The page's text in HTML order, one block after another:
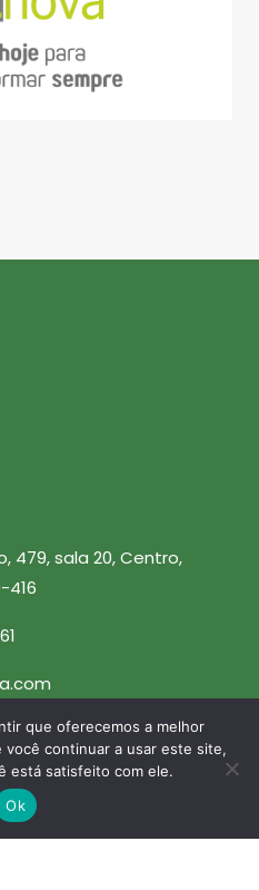
479, sala 20, Centro,
416
que oferecemos a melhor
continuar a usar este site,
está satisfeito com ele.
Ok